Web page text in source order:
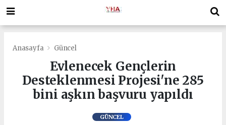
Anasayfa Güncel
Evlenecek Gençlerin
Desteklenmesi Projesi'ne 285
bini aşkın başvuru yapıldı
GÜNCEL